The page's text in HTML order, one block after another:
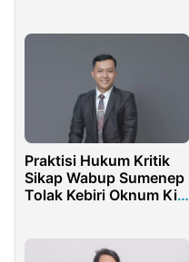
Praktisi Hukum Kritik
Sikap Wabup Sumenep
Tolak Kebiri Oknum Kiai